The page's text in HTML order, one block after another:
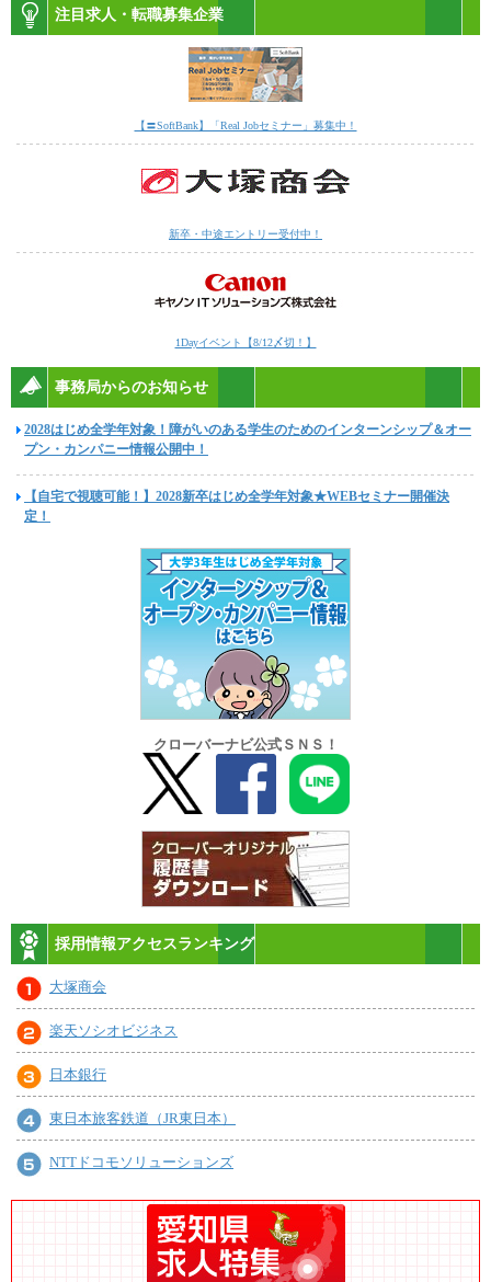
注目求人・転職募集企業
【〓SoftBank】「Real Jobセミナー」募集中！
新卒・中途エントリー受付中！
1Dayイベント【8/12〆切！】
事務局からのお知らせ
2028はじめ全学年対象！障がいのある学生のためのインターンシップ＆オー
プン・カンパニー情報公開中！
【自宅で視聴可能！】2028新卒はじめ全学年対象★WEBセミナー開催決
定！
クローバーナビ公式ＳＮＳ！
採用情報アクセスランキング
大塚商会
楽天ソシオビジネス
日本銀行
東日本旅客鉄道（JR東日本）
NTTドコモソリューションズ